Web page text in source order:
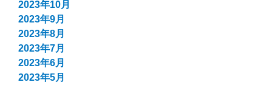
2023年10月
2023年9月
2023年8月
2023年7月
2023年6月
2023年5月